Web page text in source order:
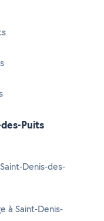
Puits
Denis-des-
à Saint-Denis-